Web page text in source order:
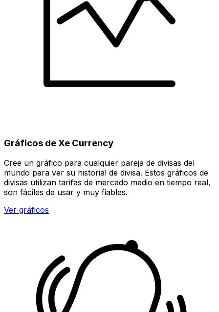
Gráficos de Xe Currency
Cree un gráfico para cualquier pareja de divisas del
mundo para ver su historial de divisa. Estos gráficos de
divisas utilizan tarifas de mercado medio en tiempo real,
son fáciles de usar y muy fiables.
Ver gráficos